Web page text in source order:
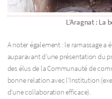
L’Aragnat : La
A noter également : le ramassage a
auparavant d’une présentation du
des élus de la Communauté de
bonne relation avec l’Institution
d’une collaboration efficace).